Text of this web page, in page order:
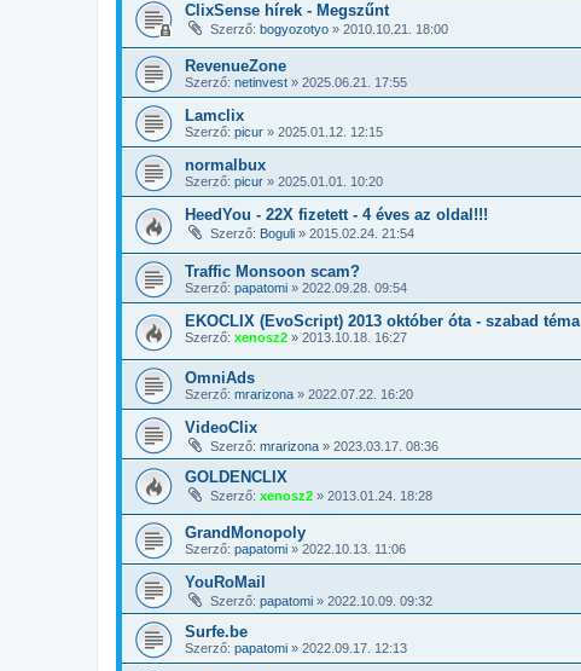
ClixSense hírek - Megszűnt
Szerző: bogyozotyo » 2010.10.21. 18:00
RevenueZone
Szerző: netinvest » 2025.06.21. 17:55
Lamclix
Szerző: picur » 2025.01.12. 12:15
normalbux
Szerző: picur » 2025.01.01. 10:20
HeedYou - 22X fizetett - 4 éves az oldal!!!
Szerző: Boguli » 2015.02.24. 21:54
Traffic Monsoon scam?
Szerző: papatomi » 2022.09.28. 09:54
EKOCLIX (EvoScript) 2013 október óta - szabad téma
Szerző: xenosz2 » 2013.10.18. 16:27
OmniAds
Szerző: mrarizona » 2022.07.22. 16:20
VideoClix
Szerző: mrarizona » 2023.03.17. 08:36
GOLDENCLIX
Szerző: xenosz2 » 2013.01.24. 18:28
GrandMonopoly
Szerző: papatomi » 2022.10.13. 11:06
YouRoMail
Szerző: papatomi » 2022.10.09. 09:32
Surfe.be
Szerző: papatomi » 2022.09.17. 12:13